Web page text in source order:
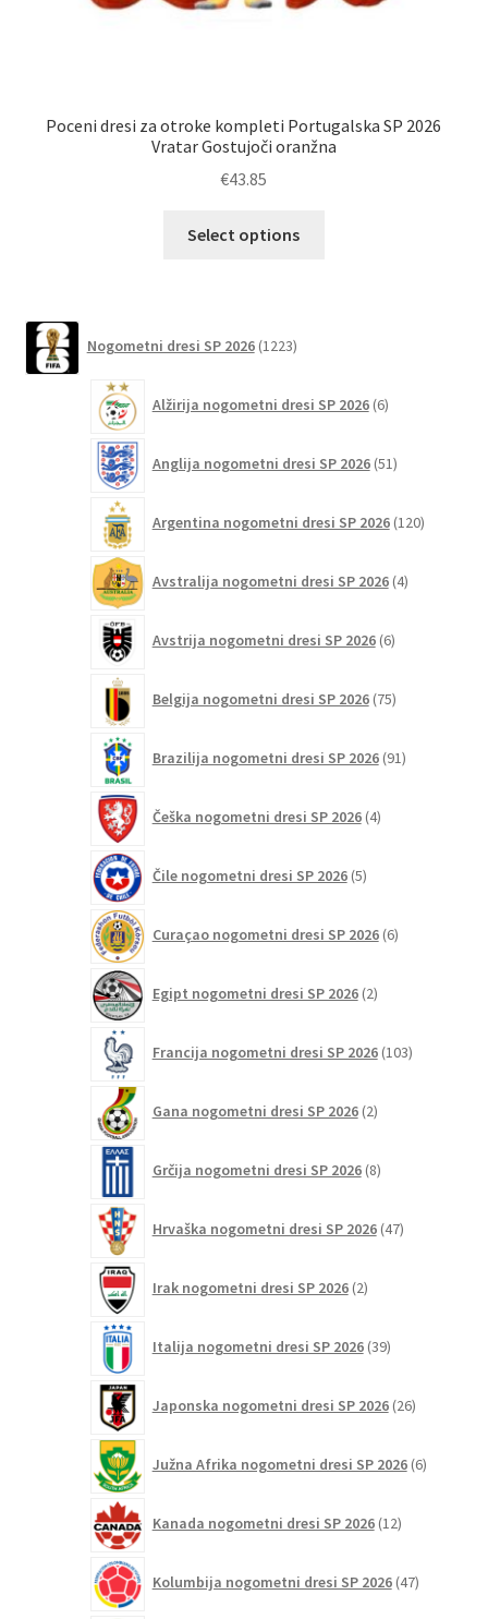
Poceni dresi za otroke kompleti Portugalska SP 2026
Vratar Gostujoči oranžna
€43.85
Select options
izberete
strani
Nogometni dresi SP 2026 1223izdelkov
Alžirija nogometni dresi SP 2026 6izdelkov
Anglija nogometni dresi SP 2026 51izdelkov
Argentina nogometni dresi SP 2026 120izdelkov
Avstralija nogometni dresi SP 2026 4izdelki
Avstrija nogometni dresi SP 2026 6izdelkov
Belgija nogometni dresi SP 2026 75izdelkov
Brazilija nogometni dresi SP 2026 91izdelkov
Češka nogometni dresi SP 2026 4izdelki
Čile nogometni dresi SP 2026 5izdelkov
Curaçao nogometni dresi SP 2026 6izdelkov
Egipt nogometni dresi SP 2026 2izdelka
Francija nogometni dresi SP 2026 103izdelki
Gana nogometni dresi SP 2026 2izdelka
Grčija nogometni dresi SP 2026 8izdelkov
Hrvaška nogometni dresi SP 2026 47izdelkov
Irak nogometni dresi SP 2026 2izdelka
Italija nogometni dresi SP 2026 39izdelkov
Japonska nogometni dresi SP 2026 26izdelkov
Južna Afrika nogometni dresi SP 2026 6izdelkov
Kanada nogometni dresi SP 2026 12izdelkov
Kolumbija nogometni dresi SP 2026 47izdelkov